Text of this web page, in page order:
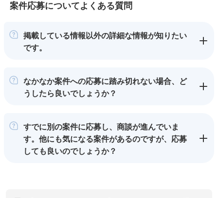
案件応募についてよくある質問
掲載している情報以外の詳細な情報が知りたい
です。
なかなか案件への応募に踏み切れない場合、ど
うしたら良いでしょうか？
すでに別の案件に応募し、商談が進んでいま
す。他にも気になる案件があるのですが、応募
しても良いのでしょうか？